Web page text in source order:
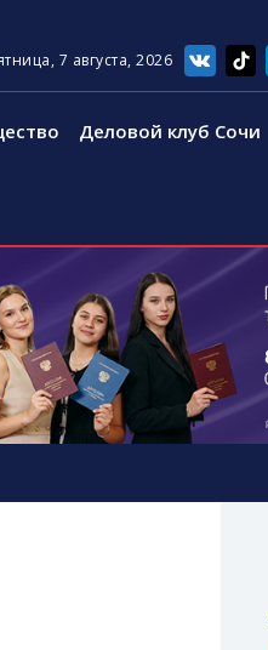
7 августа, 2026
Деловой клуб Сочи